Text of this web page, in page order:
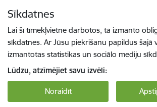
Sīkdatnes
Lai šī tīmekļvietne darbotos, tā izmanto
sīkdatnes. Ar Jūsu piekrišanu papildus šajā
izmantotas statistikas un sociālo mediju
Lūdzu, atzīmējiet savu izvēli:
Noraidīt